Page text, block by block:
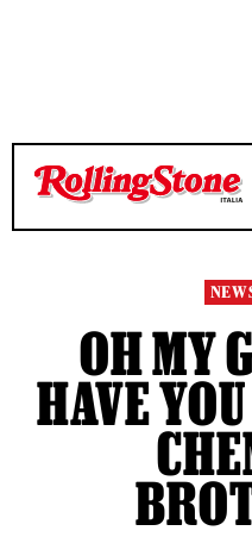
TEMPO DI LETTURA 4
TEMPO DI LETTURA 4
OH MY
HAVE